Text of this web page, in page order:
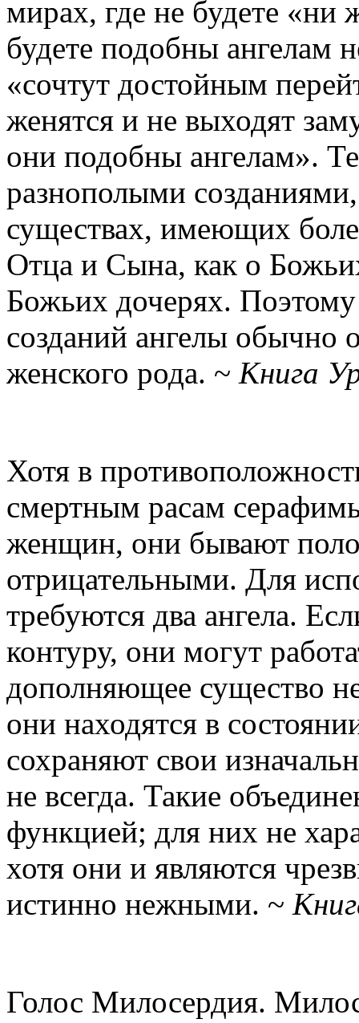
мирах, где не будете «ни
будете подобны ангелам
«сочтут достойным
женятся и не выходят
они подобны ангелам».
разнополыми
существах, имеющих
Отца и Сына, как о
Божьих дочерях.
созданий ангелы обычно
женского рода. ~ Книга
Хотя в
смертным расам
женщин, они бывают
отрицательными. Для
требуются два ангела.
контуру, они могут
дополняющее существо
они находятся в
сохраняют свои
не всегда. Такие
функцией; для них не
хотя они и являются
истинно нежными. ~
Голос Милосердия.